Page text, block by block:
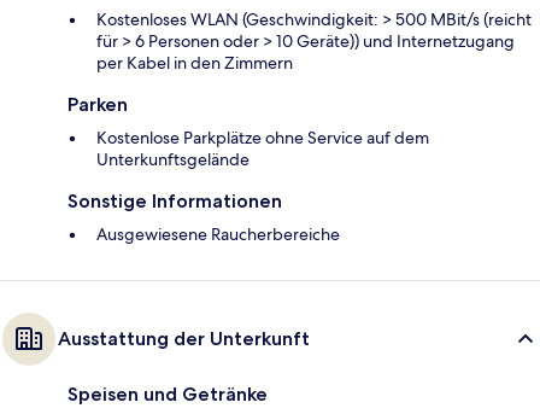
Kostenloses WLAN (Geschwindigkeit: > 500 MBit/s (reicht
für > 6 Personen oder > 10 Geräte)) und Internetzugang
per Kabel in den Zimmern
Parken
Kostenlose Parkplätze ohne Service auf dem
Unterkunftsgelände
Sonstige Informationen
Ausgewiesene Raucherbereiche
Ausstattung der Unterkunft
Speisen und Getränke